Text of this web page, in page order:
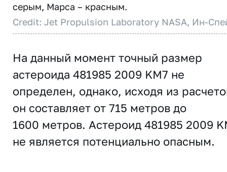
серым, Марса – красным.
Credit: Jet Propulsion Laboratory NASA, Ин-
На данный момент точный размер
астероида 481985 2009 KM7 не
определен, однако, исходя из
он составляет от 715 метров до
1600 метров. Астероид 481985 2009
не является потенциально опасным.